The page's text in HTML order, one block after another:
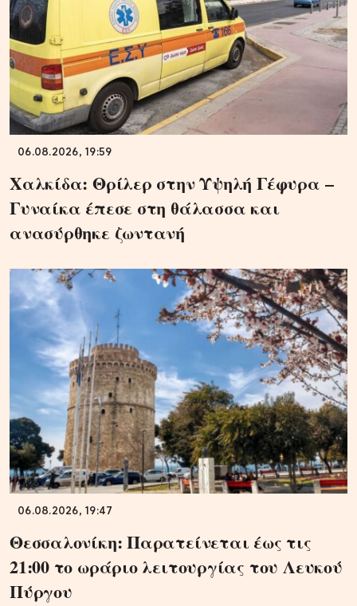
06.08.2026, 19:59
Χαλκίδα: Θρίλερ στην Υψηλή Γέφυρα –
Γυναίκα έπεσε στη θάλασσα και
ανασύρθηκε ζωντανή
06.08.2026, 19:47
Θεσσαλονίκη: Παρατείνεται έως τις
21:00 το ωράριο λειτουργίας του Λευκού
Πύργου